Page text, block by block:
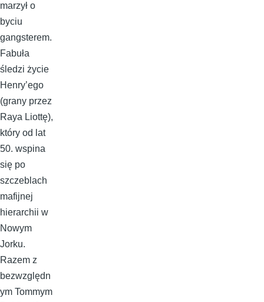
marzył o
byciu
gangsterem.
Fabuła
śledzi życie
Henry’ego
(grany przez
Raya Liottę),
który od lat
50. wspina
się po
szczeblach
mafijnej
hierarchii w
Nowym
Jorku.
Razem z
bezwzględn
ym Tommym